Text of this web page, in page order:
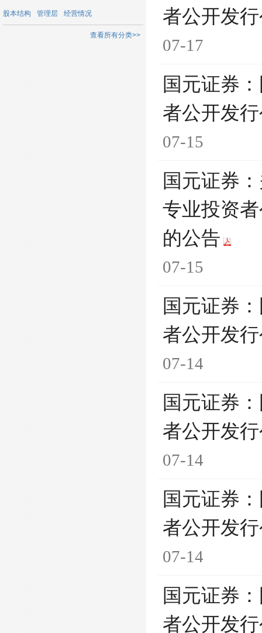
股本结构 管理层 经营情况
查看所有分类>>
者公开发
07-17
国元证券
者公开发
07-15
国元证券
专业投资
的公告
07-15
国元证券
者公开发
07-14
国元证券
者公开发
07-14
国元证券
者公开发
07-14
国元证券
者公开发